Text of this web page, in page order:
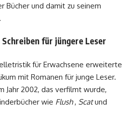
Bücher und damit zu seinem
Schreiben für jüngere Leser
für Erwachsene erweiterte
mit Romanen für junge Leser.
Jahr 2002, das verfilmt wurde,
wie Flush, Scatund